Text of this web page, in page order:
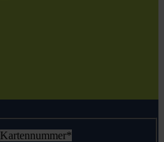
Kartennummer*